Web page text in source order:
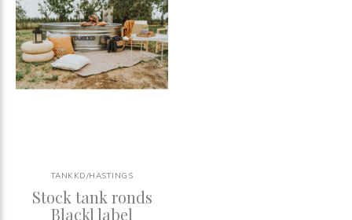
TANKKD/HASTINGS
Stock tank ronds
Blackl label